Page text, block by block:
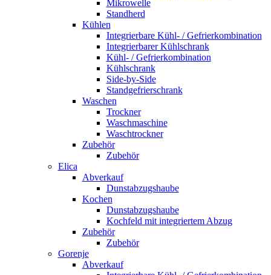
Mikrowelle
Standherd
Kühlen
Integrierbare Kühl- / Gefrierkombination
Integrierbarer Kühlschrank
Kühl- / Gefrierkombination
Kühlschrank
Side-by-Side
Standgefrierschrank
Waschen
Trockner
Waschmaschine
Waschtrockner
Zubehör
Zubehör
Elica
Abverkauf
Dunstabzugshaube
Kochen
Dunstabzugshaube
Kochfeld mit integriertem Abzug
Zubehör
Zubehör
Gorenje
Abverkauf